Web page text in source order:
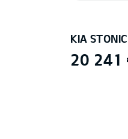
KIA STONIC
20 241